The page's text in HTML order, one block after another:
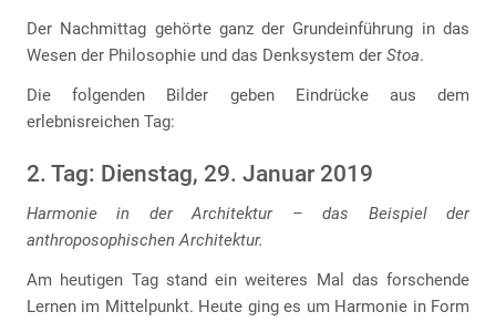
Der Nachmittag gehörte ganz der Grundeinführung in das
Wesen der Philosophie und das Denksystem der Stoa.
Die folgenden Bilder geben Eindrücke aus dem
erlebnisreichen Tag:
2. Tag: Dienstag, 29. Januar 2019
Harmonie in der Architektur – das Beispiel der
anthroposophischen Architektur.
Am heutigen Tag stand ein weiteres Mal das forschende
Lernen im Mittelpunkt. Heute ging es um Harmonie in Form